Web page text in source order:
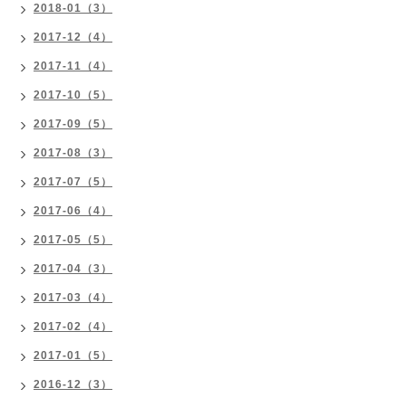
2018-01（3）
2017-12（4）
2017-11（4）
2017-10（5）
2017-09（5）
2017-08（3）
2017-07（5）
2017-06（4）
2017-05（5）
2017-04（3）
2017-03（4）
2017-02（4）
2017-01（5）
2016-12（3）